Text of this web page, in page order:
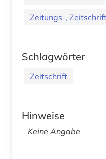
Zeitungs-,
Schlagwörter
Zeitschrift
Hinweise
Keine Angabe